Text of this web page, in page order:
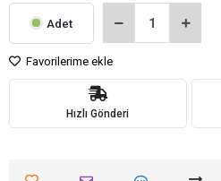
Adet
Favorilerime ekle
Hızlı Gönderi